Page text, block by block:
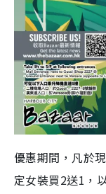
優惠期間，凡於
定女裝買2送1，